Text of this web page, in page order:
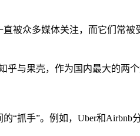
被众多媒体关注，而它们常
与果壳，作为国内最大的两
“抓手”。例如，Uber和